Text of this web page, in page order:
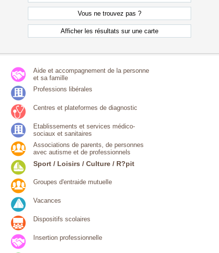
Vous ne trouvez pas ?
Afficher les résultats sur une carte
Aide et accompagnement de la personne
et sa famille
Professions libérales
Centres et plateformes de diagnostic
Etablissements et services médico-
sociaux et sanitaires
Associations de parents, de personnes
avec autisme et de professionnels
Sport / Loisirs / Culture / R?pit
Groupes d'entraide mutuelle
Vacances
Dispositifs scolaires
Insertion professionnelle